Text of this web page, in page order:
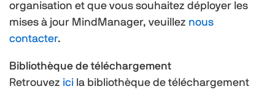
organisation et que vous souhaitez déployer les
mises à jour MindManager, veuillez nous
contacter.
Bibliothèque de téléchargement
Retrouvez ici la bibliothèque de téléchargement